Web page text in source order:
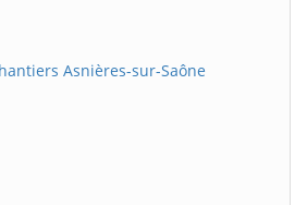
Asnières-sur-Saône